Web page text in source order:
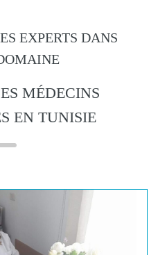
EXPERTS DANS
MÉDECINS
EN TUNISIE